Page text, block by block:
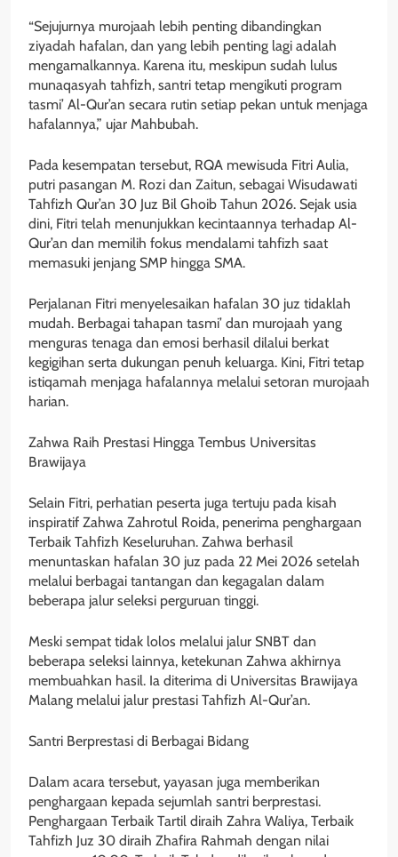
“Sejujurnya murojaah lebih penting dibandingkan
ziyadah hafalan, dan yang lebih penting lagi adalah
mengamalkannya. Karena itu, meskipun sudah lulus
munaqasyah tahfizh, santri tetap mengikuti program
tasmi’ Al-Qur’an secara rutin setiap pekan untuk menjaga
hafalannya,” ujar Mahbubah.
Pada kesempatan tersebut, RQA mewisuda Fitri Aulia,
putri pasangan M. Rozi dan Zaitun, sebagai Wisudawati
Tahfizh Qur’an 30 Juz Bil Ghoib Tahun 2026. Sejak usia
dini, Fitri telah menunjukkan kecintaannya terhadap Al-
Qur’an dan memilih fokus mendalami tahfizh saat
memasuki jenjang SMP hingga SMA.
Perjalanan Fitri menyelesaikan hafalan 30 juz tidaklah
mudah. Berbagai tahapan tasmi’ dan murojaah yang
menguras tenaga dan emosi berhasil dilalui berkat
kegigihan serta dukungan penuh keluarga. Kini, Fitri tetap
istiqamah menjaga hafalannya melalui setoran murojaah
harian.
Zahwa Raih Prestasi Hingga Tembus Universitas
Brawijaya
Selain Fitri, perhatian peserta juga tertuju pada kisah
inspiratif Zahwa Zahrotul Roida, penerima penghargaan
Terbaik Tahfizh Keseluruhan. Zahwa berhasil
menuntaskan hafalan 30 juz pada 22 Mei 2026 setelah
melalui berbagai tantangan dan kegagalan dalam
beberapa jalur seleksi perguruan tinggi.
Meski sempat tidak lolos melalui jalur SNBT dan
beberapa seleksi lainnya, ketekunan Zahwa akhirnya
membuahkan hasil. Ia diterima di Universitas Brawijaya
Malang melalui jalur prestasi Tahfizh Al-Qur’an.
Santri Berprestasi di Berbagai Bidang
Dalam acara tersebut, yayasan juga memberikan
penghargaan kepada sejumlah santri berprestasi.
Penghargaan Terbaik Tartil diraih Zahra Waliya, Terbaik
Tahfizh Juz 30 diraih Zhafira Rahmah dengan nilai